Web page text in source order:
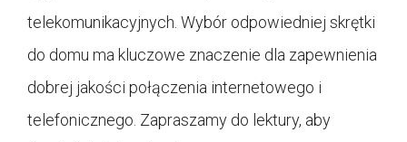
telekomunikacyjnych. Wybór odpowiedniej skrętki
do domu ma kluczowe znaczenie dla zapewnienia
dobrej jakości połączenia internetowego i
telefonicznego. Zapraszamy do lektury, aby